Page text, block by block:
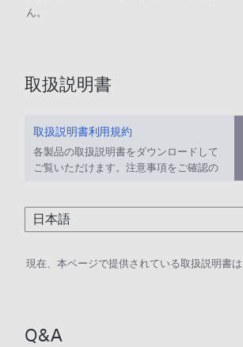
ん。
取扱説明書
取扱説明書利用規約
各製品の取扱説明書をダウンロードして
ご覧いただけます。注意事項をご確認の
現在、本ページで提供されている取扱説明書は
Q&A